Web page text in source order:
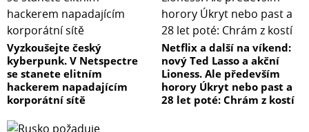
Vyzkoušejte český
kyberpunk. V Netspectre
se stanete elitním
hackerem napadajícím
korporátní sítě
Netflix a další na víkend:
nový Ted Lasso a akční
Lioness. Ale především
horory Úkryt nebo past a
28 let poté: Chrám z kostí